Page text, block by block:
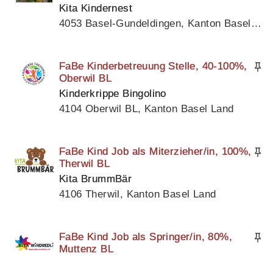
Kita Kindernest
4053 Basel-Gundeldingen, Kanton Basel Stadt
FaBe Kinderbetreuung Stelle, 40-100%,
Oberwil BL
Kinderkrippe Bingolino
4104 Oberwil BL, Kanton Basel Land
FaBe Kind Job als Miterzieher/in, 100%,
Therwil BL
Kita BrummBär
4106 Therwil, Kanton Basel Land
FaBe Kind Job als Springer/in, 80%,
Muttenz BL